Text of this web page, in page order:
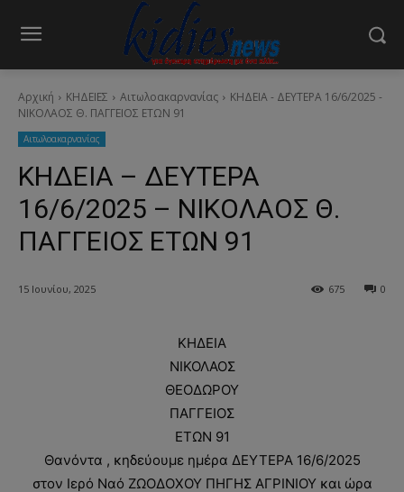
Αρχική ΚΗΔΕΙΕΣ Aιτωλοακαρνανίας
ΚΗΔΕΙΑ - ΔΕΥΤΕΡΑ 16/6/2025 -
ΝΙΚΟΛΑΟΣ Θ. ΠΑΓΓΕΙΟΣ ΕΤΩΝ 91
Aιτωλοακαρνανίας
ΚΗΔΕΙΑ – ΔΕΥΤΕΡΑ
16/6/2025 – ΝΙΚΟΛΑΟΣ Θ.
ΠΑΓΓΕΙΟΣ ΕΤΩΝ 91
15 Ιουνίου, 2025 0
675
ΚΗΔΕΙΑ
ΝΙΚΟΛΑΟΣ
ΘΕΟΔΩΡΟΥ
ΠΑΓΓΕΙΟΣ
ΕΤΩΝ 91
Θανόντα , κηδεύουμε ημέρα ΔΕΥΤΕΡΑ 16/6/2025
στον Ιερό Ναό ΖΩΟΔΟΧΟΥ ΠΗΓΗΣ ΑΓΡΙΝΙΟΥ και ώρα